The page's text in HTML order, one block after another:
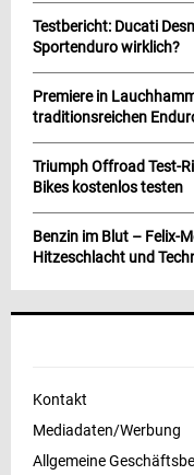
Testbericht: Ducati
Sportenduro wirklich?
Premiere in
traditionsreichen
Triumph Offroad Test-
Bikes kostenlos testen
Benzin im Blut – Felix-
Hitzeschlacht und
Kontakt
Mediadaten/Werbung
Allgemeine